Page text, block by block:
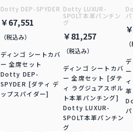
Dotty DEP-SPYDER
￥67,551
（税込み）
ディンゴ シートカバ
ー 全席セット
Dotty DEP-
SPYDER [ダティ デ
ップスパイダー]
Dotty LUXUR-
SPOLT本革パンチン
グ
￥81,257
（税込み）
ディンゴ シートカバ
ー 全席セット [ダテ
ィ ラグジュアスポル
ト本革パンチング]
Dotty LUXUR-
SPOLT本革パンチン
グ